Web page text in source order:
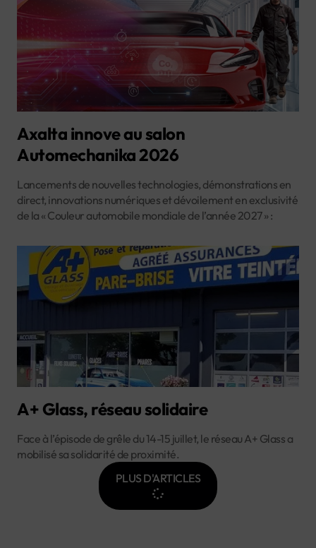
Axalta innove au salon
Automechanika 2026
Lancements de nouvelles technologies, démonstrations en
direct, innovations numériques et dévoilement en exclusivité
de la « Couleur automobile mondiale de l’année 2027 » :
A+ Glass, réseau solidaire
Face à l’épisode de grêle du 14-15 juillet, le réseau A+ Glass a
mobilisé sa solidarité de proximité.
PLUS D'ARTICLES